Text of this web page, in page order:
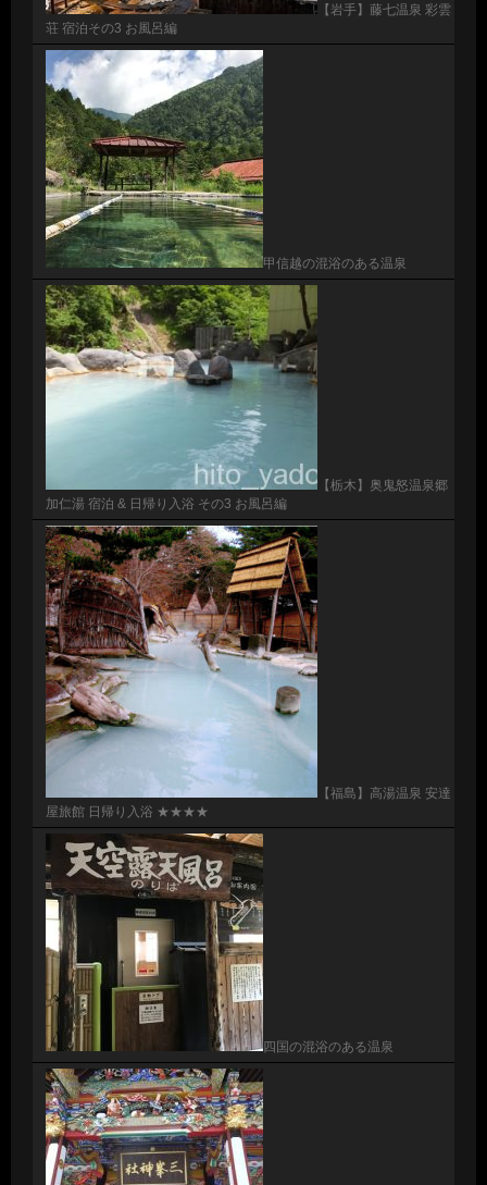
【岩手】藤七温泉 彩雲
荘 宿泊その3 お風呂編
甲信越の混浴のある温泉
【栃木】奥鬼怒温泉郷
加仁湯 宿泊 & 日帰り入浴 その3 お風呂編
【福島】高湯温泉 安達
屋旅館 日帰り入浴 ★★★★
四国の混浴のある温泉